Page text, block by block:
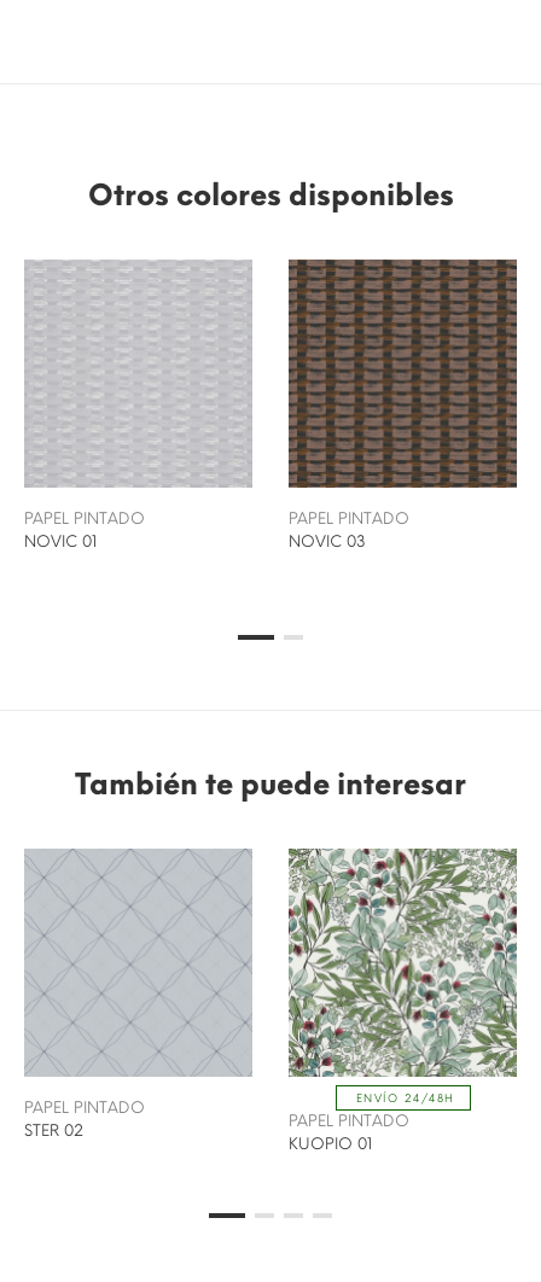
Otros colores disponibles
PAPEL PINTADO
NOVIC 01
PAPEL PINTADO
NOVIC 03
También te puede interesar
PAPEL PINTADO
STER 02
ENVÍO 24/48H
PAPEL PINTADO
KUOPIO 01